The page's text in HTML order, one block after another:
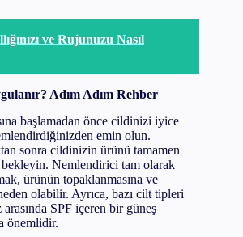
ve Rujunuzu Nasıl
Adım Adım Rehber
başlamadan önce cildinizi iyice
emin olun.
sonra cildinizin ürünü tamamen
Nemlendirici tam olarak
ürünün topaklanmasına ve
olabilir. Ayrıca, bazı cilt tipleri
SPF içeren bir güneş
önemlidir.